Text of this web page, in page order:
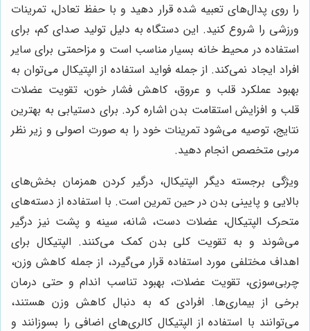
را روی پدال‌های تعبیه شده قرار دهید و با حفظ تعادل، تمرینات
ورزشی را شروع کنید. این دستگاه به دلیل تولید صدای کم، برای
استفاده در محیط خانه بسیار مناسب است و مزاحمتی برای سایر
افراد ایجاد نمی‌کند. از جمله فواید استفاده از الپتیکال می‌توان به
بهبود عملکرد قلب و عروق، کاهش فشار خون، تقویت عضلات
قلب و افزایش استقامت بدن اشاره کرد. برای دستیابی به بهترین
نتایج، توصیه می‌شود تمرینات خود را به صورت اصولی و زیر نظر
مربی متخصص انجام دهید.
ویژگی برجسته دیگر الپتیکال، درگیر کردن همزمان بخش‌های
بالایی و پایینی بدن در حین تمرین است. با استفاده از دسته‌های
متحرک الپتیکال، عضلات دست، شانه، سینه و پشت نیز درگیر
می‌شوند و به تقویت کلی بدن کمک می‌کنند. الپتیکال برای
اهداف مختلفی مورد استفاده قرار می‌گیرد، از جمله کاهش وزن،
چربی‌سوزی، تقویت عضلات، بهبود تناسب اندام و حتی درمان
برخی از بیماری‌ها. افرادی که به دنبال کاهش وزن هستند،
می‌توانند با استفاده از الپتیکال کالری‌های اضافی را بسوزانند و